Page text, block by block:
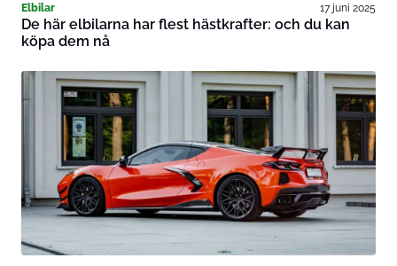
Elbilar 17 juni 2025
De här elbilarna har flest hästkrafter: och du kan
köpa dem nå